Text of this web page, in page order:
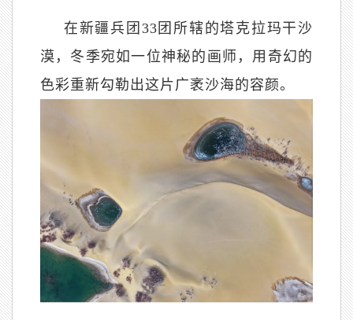
在新疆兵团 33团所辖的塔克拉玛干沙
漠，冬季宛如一位神秘的画师，用奇幻的
色彩重新勾勒出这片广袤沙海的容颜。